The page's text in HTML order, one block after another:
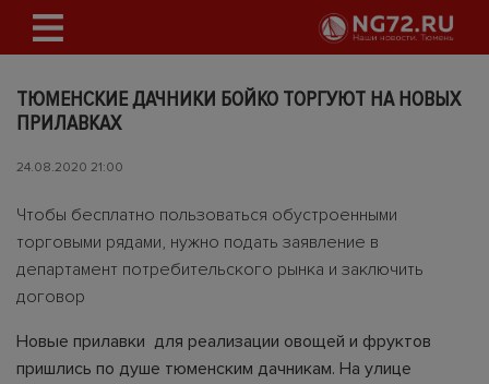
ТЮМЕНСКИЕ ДАЧНИКИ БОЙКО ТОРГУЮТ НА НОВЫХ
ПРИЛАВКАХ
24.08.2020 21:00
Чтобы бесплатно пользоваться обустроенными
торговыми рядами, нужно подать заявление в
департамент потребительского рынка и заключить
договор
Новые прилавки для реализации овощей и фруктов
пришлись по душе тюменским дачникам. На улице